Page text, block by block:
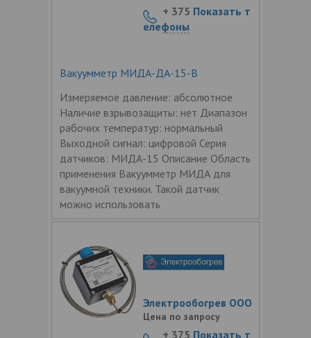
Вакуумметр МИДА-ДА-15-В
Измеряемое давление: абсолютное
Наличие взрывозащиты: нет Диапазон
рабочих температур: нормальный
Выходной сигнал: цифровой Серия
датчиков: МИДА-15 Описание Область
применения Вакуумметр МИДА для
вакуумной техники. Такой датчик
можно использовать
+ 375 Показать т
елефоны
Электрообогрев ООО
Цена по запросу
+ 375 Показать т